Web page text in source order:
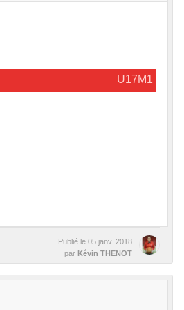
U17M1
Publié le 05 janv. 2018
par Kévin THENOT